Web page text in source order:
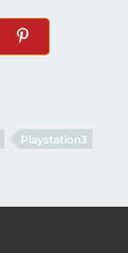
Playstation3